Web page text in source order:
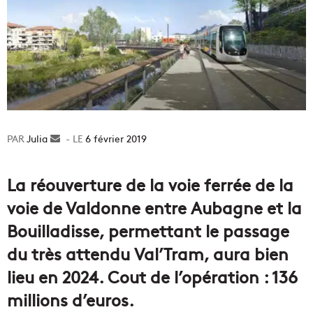
Julia
Envoyer6 février 2019
La réouverture de la voie ferrée de la
voie de Valdonne entre Aubagne et la
Bouilladisse, permettant le passage
du très attendu Val’Tram, aura bien
lieu en 2024. Cout de l’opération : 136
millions d’euros.